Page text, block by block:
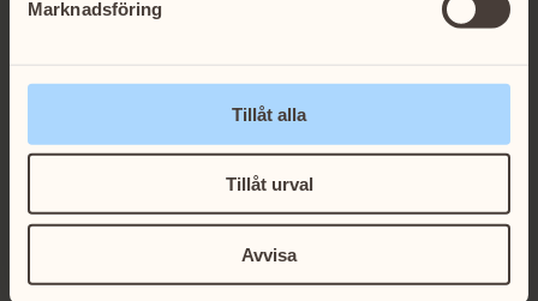
Marknadsföring
Tillåt alla
Tillåt urval
Avvisa